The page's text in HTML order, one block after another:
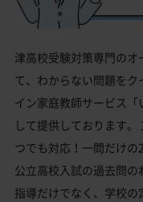
津高校受験対策専門の
て、わからない問題を
イン家庭教師サービス
して提供しております
つでも対応！一問だけ
公立高校入試の過去問
指導だけでなく、学校